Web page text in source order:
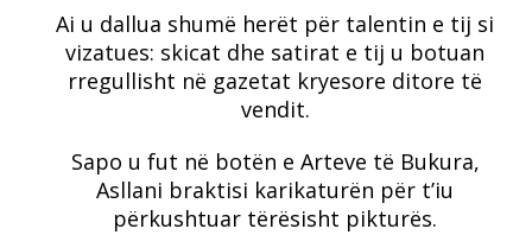
Ai u dallua shumë herët për talentin e tij si
vizatues: skicat dhe satirat e tij u botuan
rregullisht në gazetat kryesore ditore të
vendit.
Sapo u fut në botën e Arteve të Bukura,
Asllani braktisi karikaturën për t’iu
përkushtuar tërësisht pikturës.